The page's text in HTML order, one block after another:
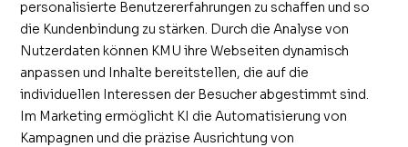
personalisierte Benutzererfahrungen zu schaffen und so
die Kundenbindung zu stärken. Durch die Analyse von
Nutzerdaten können KMU ihre Webseiten dynamisch
anpassen und Inhalte bereitstellen, die auf die
individuellen Interessen der Besucher abgestimmt sind.
Im Marketing ermöglicht KI die Automatisierung von
Kampagnen und die präzise Ausrichtung von